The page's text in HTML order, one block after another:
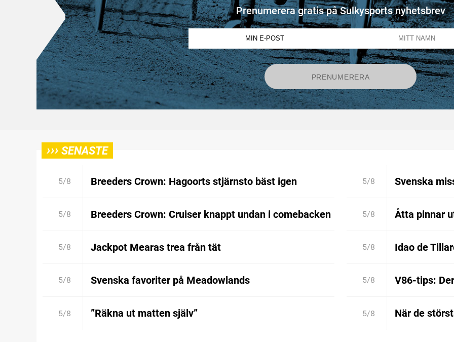
Prenumerera gratis på Sulkysports nyhetsbrev
››› SENASTE
5/8 Breeders Crown: Hagoorts stjärnsto bäst igen 5/8 Svenska
5/8 Breeders Crown: Cruiser knappt undan i comebacken 5/8 Åtta pinnar
5/8 Jackpot Mearas trea från tät 5/8 Idao de
5/8 Svenska favoriter på Meadowlands 5/8 V86-tips:
5/8 ”Räkna ut matten själv” 5/8 När de